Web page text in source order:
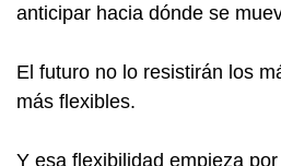
anticipar hacia dónde se
El futuro no lo resistirán los
más flexibles.
Y esa flexibilidad empieza